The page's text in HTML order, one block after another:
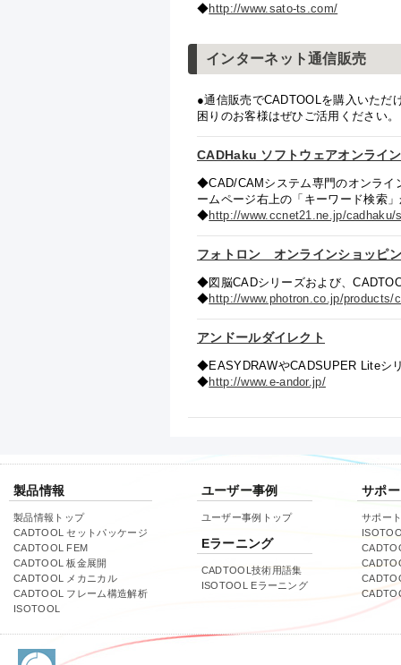
◆http://www.sato-ts.com/
インターネット通信販売
●通信販売でCADTOOLを購入いただ
困りのお客様はぜひご活用ください。
CADHaku ソフトウェアオンライ
◆CAD/CAMシステム専門のオンライ
ームページ右上の「キーワード検索
◆http://www.ccnet21.ne.jp/cadhaku/
フォトロン オンラインショッピ
◆図脳CADシリーズおよび、
◆http://www.photron.co.jp/products/
アンドールダイレクト
◆EASYDRAWやCADSUPER Liteシ
◆http://www.e-andor.jp/
製品情報
製品情報トップ
CADTOOL セットパッケージ
CADTOOL FEM
CADTOOL 板金展開
CADTOOL メカニカル
CADTOOL フレーム構造解析
ISOTOOL
ユーザー事例
ユーザー事例トップ
Eラーニング
CADTOOL技術用語集
ISOTOOL Eラーニング
サポ
サポー